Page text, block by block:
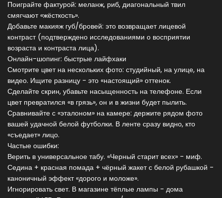
Поиграйте фактурой: меланж, риб, диагональный твил
смягчают «жёсткость».
Добавьте макияж губ/бровей: это возвращает лицевой
контраст (подтверждено исследованиями о восприятии
возраста и контраста лица).
Онлайн-шопинг: быстрые лайфхаки
Смотрите цвет на нескольких фото: студийный, на улице, на
видео. Ищите разницу - это «настоящий» оттенок.
Сделайте скрин, убавьте насыщенность на телефоне. Если
цвет превратился «в грязь», он и в жизни будет пылить.
Сравнивайте с «эталоном» на камере: держите рядом фото
вашей удачной белой футболки. В ленте сразу видно, кто
«съедает» лицо.
Частые ошибки:
Верить в универсальное табу. «Черный старит всех» - миф.
Седина + красная помада + чёрный жакет с белой рубашкой -
каноничный эффект «дорого и моложе».
Игнорировать свет. В магазине тёплые лампы - дома